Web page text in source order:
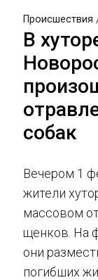
Происшествия
В
собак
Вечером 1
жители
массовом
щенков. На
они
погибших